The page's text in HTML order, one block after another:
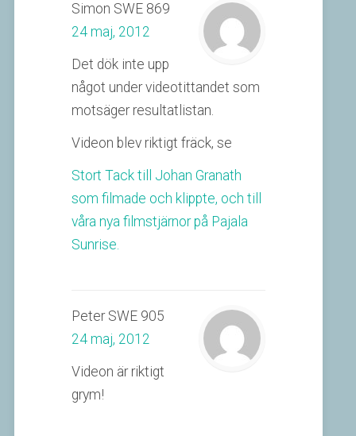
Simon SWE 869
24 maj, 2012
Det dök inte upp
något under videotittandet som
motsäger resultatlistan.
Videon blev riktigt fräck, se
Stort Tack till Johan Granath
som filmade och klippte, och till
våra nya filmstjärnor på Pajala
Sunrise.
Peter SWE 905
24 maj, 2012
Videon är riktigt
grym!